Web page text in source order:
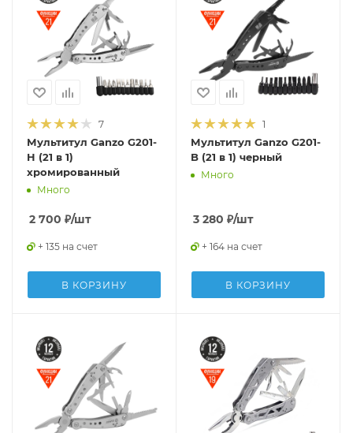
7
Мультитул Ganzo G201-
H (21 в 1)
хромированный
Много
2 700 ₽/шт
+ 135 на счет
В КОРЗИНУ
1
Мультитул Ganzo G201-
B (21 в 1) черный
Много
3 280 ₽/шт
+ 164 на счет
В КОРЗИНУ